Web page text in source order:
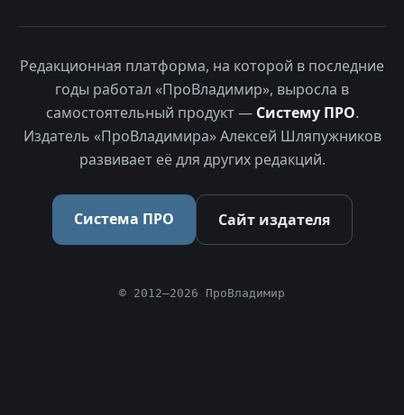
Редакционная платформа, на которой в последние
годы работал «ПроВладимир», выросла в
самостоятельный продукт — Систему ПРО.
Издатель «ПроВладимира» Алексей Шляпужников
развивает её для других редакций.
Система ПРО Сайт издателя
© 2012–2026 ПроВладимир